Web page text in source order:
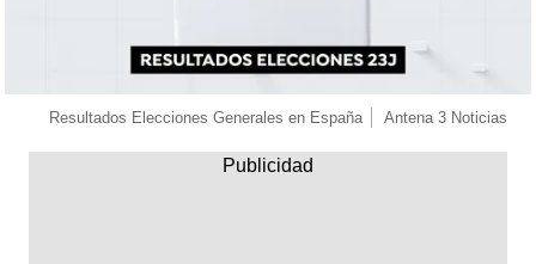
Resultados Elecciones Generales en España Antena 3 Noticias